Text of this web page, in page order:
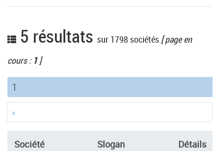
5 résultats sur 1798 sociétés [ page en
cours : 1]
1
»
Société Slogan Détails